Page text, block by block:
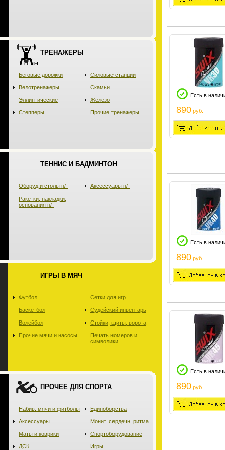
ТРЕНАЖЕРЫ
Беговые дорожки
Велотренажеры
Эллиптические
Степперы
Силовые станции
Скамьи
Железо
Прочие тренажеры
ТЕННИС И БАДМИНТОН
Оборуд.и столы н/т
Ракетки, накладки,
основания н/т
Аксессуары н/т
ИГРЫ В МЯЧ
Футбол
Баскетбол
Волейбол
Прочие мячи и насосы
Сетки для игр
Судейский инвентарь
Стойки, щиты, ворота
Печать номеров и
символики
ПРОЧЕЕ ДЛЯ СПОРТА
Набив. мячи и фитболы
Аксессуары
Маты и коврики
ДСК
Единоборства
Монит. сердечн. ритма
Спортоборудование
Игры
Есть в
890 руб.
Есть в
890 руб.
Есть в
890 руб.